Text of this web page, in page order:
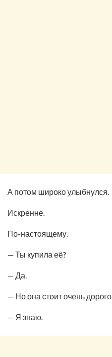
А потом широко улыбнулся.
Искренне.
По-настоящему.
— Ты купила её?
— Да.
— Но она стоит очень дорого.
— Я знаю.